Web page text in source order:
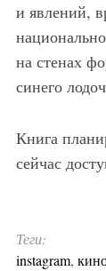
и явлений,
на стенах
синего
Книга
сейчас
Теги:
instagram,